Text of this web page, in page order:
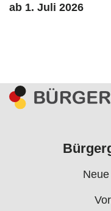
ab 1. Juli 2026